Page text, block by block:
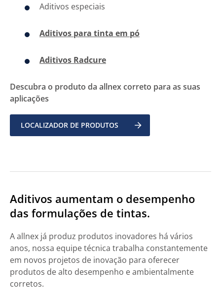
Aditivos especiais
Aditivos para tinta em pó
​Aditivos Radcure
Descubra o produto da allnex correto para as suas
aplicações
LOCALIZADOR DE PRODUTOS
Aditivos aumentam o desempenho
das formulações de tintas.
A allnex já produz produtos inovadores há vários
anos, nossa equipe técnica trabalha constantemente
em novos projetos de inovação para oferecer
produtos de alto desempenho e ambientalmente
corretos.